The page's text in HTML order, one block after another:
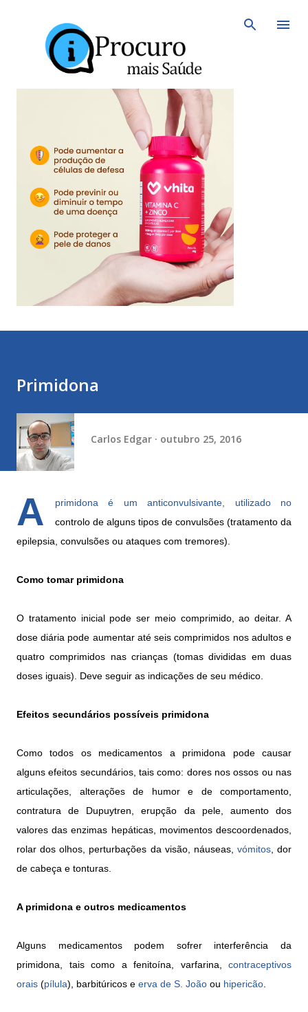
Primidona
Carlos Edgar outubro 25, 2016
A
primidona é um anticonvulsivante, utilizado no
controlo de alguns tipos de convulsões (tratamento da
epilepsia, convulsões ou ataques com tremores).
Como tomar primidona
O tratamento inicial pode ser meio comprimido, ao deitar. A
dose diária pode aumentar até seis comprimidos nos adultos e
quatro comprimidos nas crianças (tomas divididas em duas
doses iguais). Deve seguir as indicações de seu médico.
Efeitos secundários possíveis primidona
Como todos os medicamentos a primidona pode causar
alguns efeitos secundários, tais como: dores nos ossos ou nas
articulações, alterações de humor e de comportamento,
contratura de Dupuytren, erupção da pele, aumento dos
valores das enzimas hepáticas, movimentos descoordenados,
rolar dos olhos, perturbações da visão, náuseas, vómitos, dor
de cabeça e tonturas.
A primidona e outros medicamentos
Alguns medicamentos podem sofrer interferência da
primidona, tais como a fenitoína, varfarina, contraceptivos
orais (pílula), barbitúricos e erva de S. João ou hipericão